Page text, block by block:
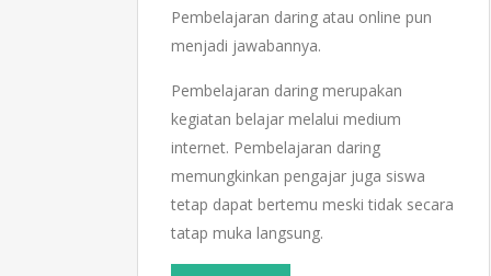
Pembelajaran daring atau online pun
menjadi jawabannya.
Pembelajaran daring merupakan
kegiatan belajar melalui medium
internet. Pembelajaran daring
memungkinkan pengajar juga siswa
tetap dapat bertemu meski tidak secara
tatap muka langsung.